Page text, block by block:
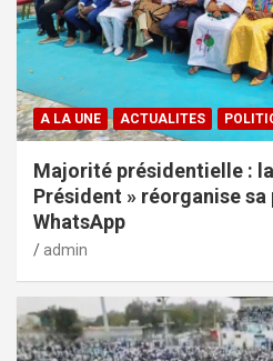
A LA UNE ACTUALITES
Majorité présidentielle :
Président » réorganise
WhatsApp
admin